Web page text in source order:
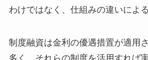
わけではなく、仕組みの違いによる
制度融資は金利の優遇措置が適用